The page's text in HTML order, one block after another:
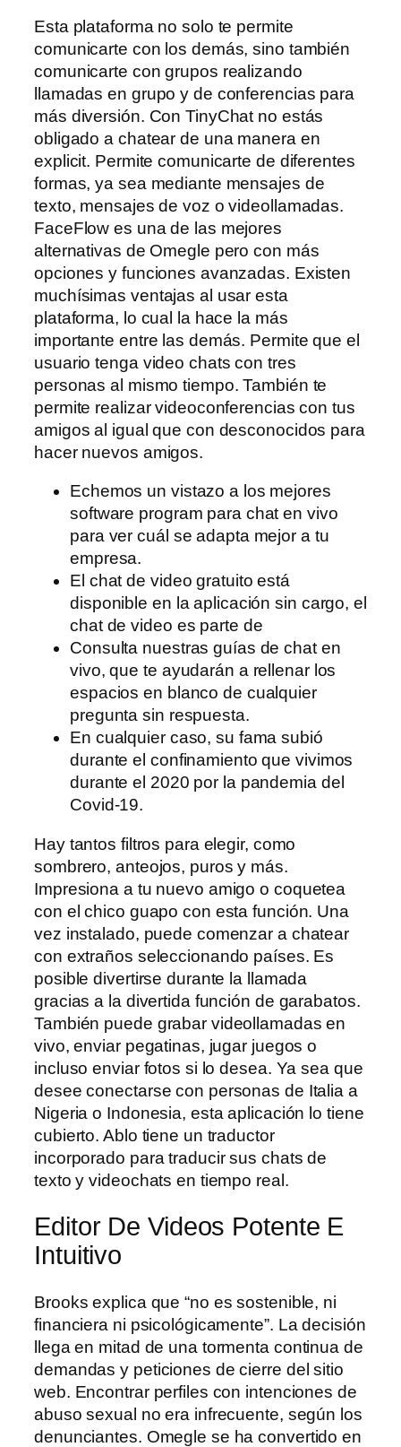
Esta plataforma no solo te permite
comunicarte con los demás, sino también
comunicarte con grupos realizando
llamadas en grupo y de conferencias para
más diversión. Con TinyChat no estás
obligado a chatear de una manera en
explicit. Permite comunicarte de diferentes
formas, ya sea mediante mensajes de
texto, mensajes de voz o videollamadas.
FaceFlow es una de las mejores
alternativas de Omegle pero con más
opciones y funciones avanzadas. Existen
muchísimas ventajas al usar esta
plataforma, lo cual la hace la más
importante entre las demás. Permite que el
usuario tenga video chats con tres
personas al mismo tiempo. También te
permite realizar videoconferencias con tus
amigos al igual que con desconocidos para
hacer nuevos amigos.
Echemos un vistazo a los mejores
software program para chat en vivo
para ver cuál se adapta mejor a tu
empresa.
El chat de video gratuito está
disponible en la aplicación sin cargo, el
chat de video es parte de
Consulta nuestras guías de chat en
vivo, que te ayudarán a rellenar los
espacios en blanco de cualquier
pregunta sin respuesta.
En cualquier caso, su fama subió
durante el confinamiento que vivimos
durante el 2020 por la pandemia del
Covid-19.
Hay tantos filtros para elegir, como
sombrero, anteojos, puros y más.
Impresiona a tu nuevo amigo o coquetea
con el chico guapo con esta función. Una
vez instalado, puede comenzar a chatear
con extraños seleccionando países. Es
posible divertirse durante la llamada
gracias a la divertida función de garabatos.
También puede grabar videollamadas en
vivo, enviar pegatinas, jugar juegos o
incluso enviar fotos si lo desea. Ya sea que
desee conectarse con personas de Italia a
Nigeria o Indonesia, esta aplicación lo tiene
cubierto. Ablo tiene un traductor
incorporado para traducir sus chats de
texto y videochats en tiempo real.
Editor De Videos Potente E
Intuitivo
Brooks explica que “no es sostenible, ni
financiera ni psicológicamente”. La decisión
llega en mitad de una tormenta continua de
demandas y peticiones de cierre del sitio
web. Encontrar perfiles con intenciones de
abuso sexual no era infrecuente, según los
denunciantes. Omegle se ha convertido en